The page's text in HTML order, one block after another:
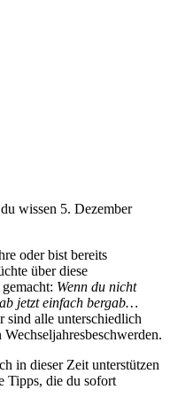
wissen 5. Dezember
oder bist bereits
über diese
Wenn du nicht
jetzt einfach bergab…
sind alle unterschiedlich
Wechseljahresbeschwerden.
in dieser Zeit unterstützen
Tipps, die du sofort